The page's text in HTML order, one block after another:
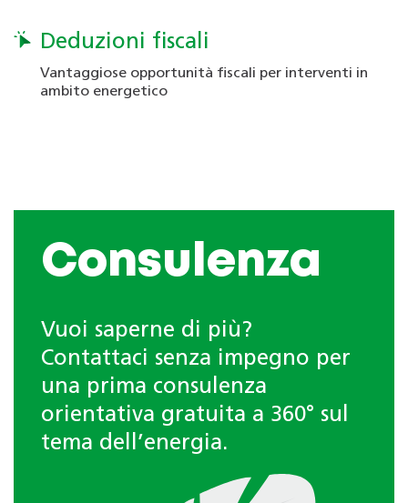
Deduzioni fiscali
Vantaggiose opportunità fiscali per interventi in
ambito energetico
Consulenza
Vuoi saperne di più?
Contattaci senza impegno per
una prima consulenza
orientativa gratuita a 360° sul
tema dell’energia.